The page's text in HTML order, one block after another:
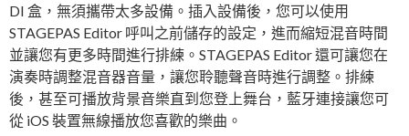
DI 盒，無須攜帶太多設備。插入設備後，您可以使用
STAGEPAS Editor 呼叫之前儲存的設定，進而縮短混音時間
並讓您有更多時間進行排練。STAGEPAS Editor 還可讓您在
演奏時調整混音器音量，讓您聆聽聲音時進行調整。排練
後，甚至可播放背景音樂直到您登上舞台，藍牙連接讓您可
從 iOS 裝置無線播放您喜歡的樂曲。